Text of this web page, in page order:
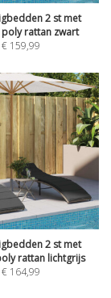
2 st met
poly rattan zwart
€ 159,99
2 st met
rattan lichtgrijs
€ 164,99